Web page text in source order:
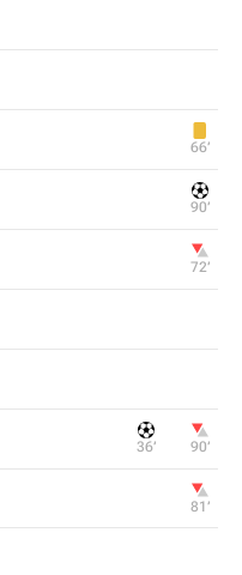
66‎’‎
90‎’‎
72‎’‎
36‎’‎ 90‎’‎
81‎’‎